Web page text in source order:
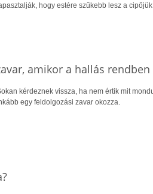
hogy estére szűkebb lesz a
amikor a hallás
kérdeznek vissza, ha nem értik mit
egy feldolgozási zavar okozza.